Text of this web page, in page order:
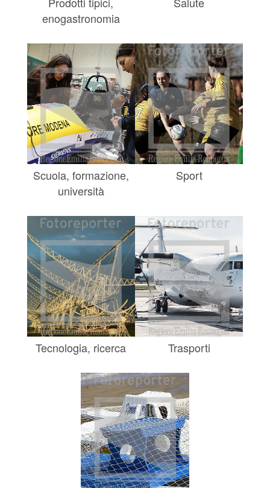
enogastronomia
Scuola, formazione,
università
Sport
Tecnologia, ricerca Trasporti